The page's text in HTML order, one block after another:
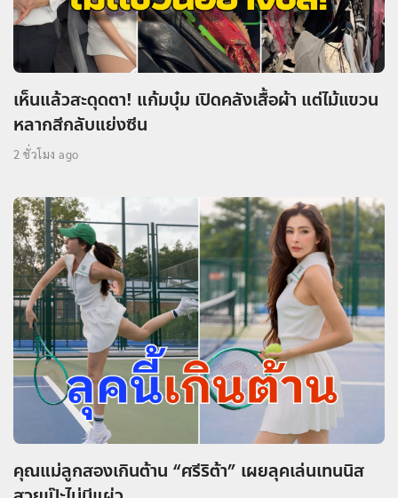
เห็นแล้วสะดุดตา! แก้มบุ๋ม เปิดคลังเสื้อผ้า แต่ไม้แขวน
หลากสีกลับแย่งซีน
2 ชั่วโมง ago
คุณแม่ลูกสองเกินต้าน “ศรีริต้า” เผยลุคเล่นเทนนิส